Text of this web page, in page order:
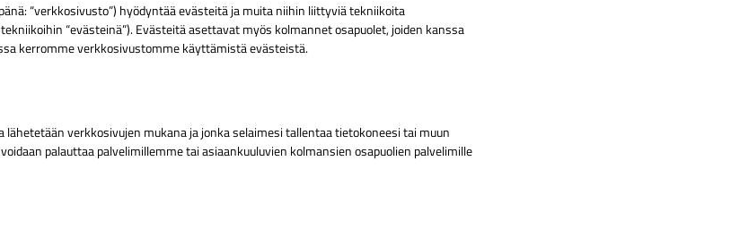
“verkkosivusto”) hyödyntää evästeitä ja muita niihin liittyviä tekniikoita
“evästeinä”). Evästeitä asettavat myös kolmannet osapuolet, joiden kanssa
kerromme verkkosivustomme käyttämistä evästeistä.
verkkosivujen mukana ja jonka selaimesi tallentaa tietokoneesi tai muun
palauttaa palvelimillemme tai asiaankuuluvien kolmansien osapuolien palvelimille